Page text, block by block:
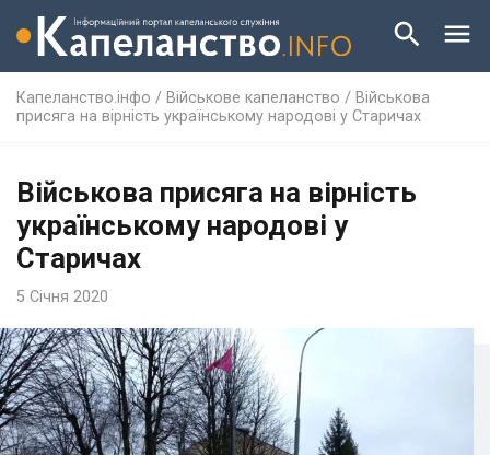
Капеланство.інфо / Військове капеланство / Військова
присяга на вірність українському народові у Старичах
Військова присяга на вірність
українському народові у
Старичах
5 Січня 2020